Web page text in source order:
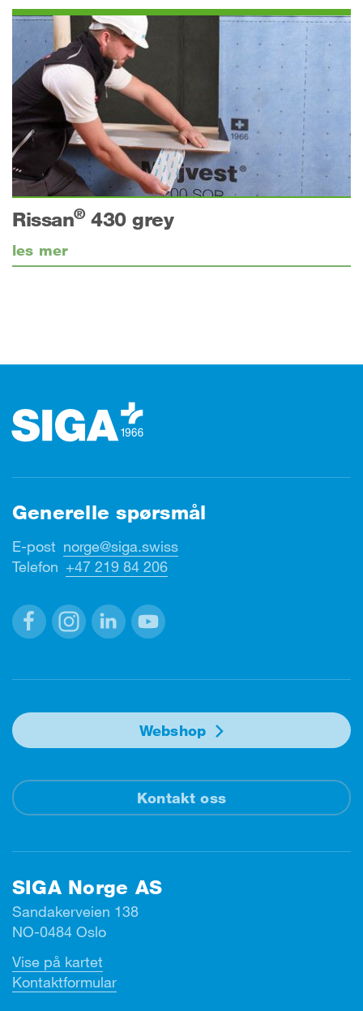
Rissan®430 grey
les mer
Generelle spørsmål
E-post norge@siga.swiss
Telefon +47 219 84 206
Webshop
Kontakt oss
SIGA Norge AS
Sandakerveien 138
NO-0484 Oslo
Vise på kartet
Kontaktformular